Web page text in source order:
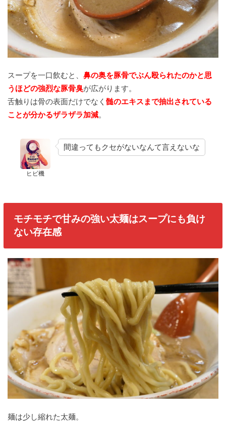
スープを一口飲むと、 鼻の奥を豚骨でぶん殴られたのかと思
うほどの強烈な豚骨臭が広がります。
舌触りは骨の表面だけでなく 髄のエキスまで抽出されている
ことが分かるザラザラ加減。
ヒビ機
間違ってもクセがないなんて言えないな
モチモチで甘みの強い太麺はスープにも負け
ない存在感
麺は少し縮れた太麺。